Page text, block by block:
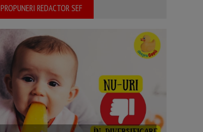
PROPUNERI REDACTOR SEF